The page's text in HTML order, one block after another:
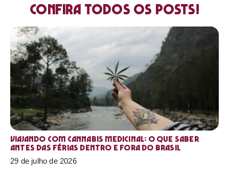
Confira todos os posts!
Viajando com cannabis medicinal: o que saber
antes das férias dentro e fora do Brasil
29 de julho de 2026